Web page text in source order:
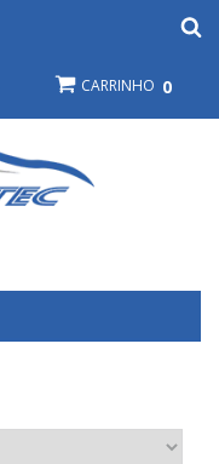
CARRINHO 0